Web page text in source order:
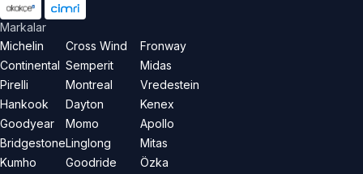
Markalar
Michelin
Continental
Pirelli
Hankook
Goodyear
Bridgestone
Kumho
Cross Wind
Semperit
Montreal
Dayton
Momo
Linglong
Goodride
Fronway
Midas
Vredestein
Kenex
Apollo
Mitas
Özka